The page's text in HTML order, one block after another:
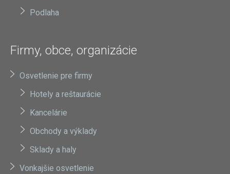
Podlaha
Firmy, obce, organizácie
Osvetlenie pre firmy
Hotely a reštaurácie
Kancelárie
Obchody a výklady
Sklady a haly
Vonkajšie osvetlenie